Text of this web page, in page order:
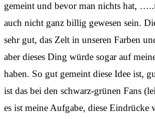
gemeint und bevor man nichts hat,
auch nicht ganz billig gewesen sein.
sehr gut, das Zelt in unseren Farben
aber dieses Ding würde sogar auf
haben. So gut gemeint diese Idee ist,
ist das bei den schwarz-grünen Fans
es ist meine Aufgabe, diese Eindrücke